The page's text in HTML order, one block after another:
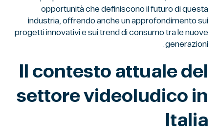
opportunità che definiscono il futuro di questa
industria, offrendo anche un approfondimento sui
progetti innovativi e sui trend di consumo tra le nuove
generazioni.
Il contesto attuale del
settore videoludico in
Italia